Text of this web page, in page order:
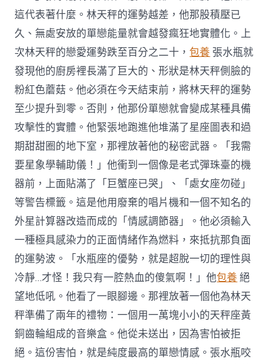
這代表著什麼。林天秤的運勢越差，他那股積壓已
久、無處安放的單戀能量就會越發瘋狂地實體化。上
次林天秤的戀愛運勢跌至百分之二十，包養 張水瓶就
發現他的廚房裡長滿了巨大的、形狀是林天秤側臉的
粉紅色蘑菇。他必須在今天結束前，將林天秤的運勢
至少提升到零。否則，他那份單戀就會變成某種具備
攻擊性的實體。他緊張地跑進他堆滿了星座圖表和過
期甜甜圈的地下室，那裡放著他的秘密武器。「我需
要星象學輔助儀！」他衝到一個像是老式彈珠臺的機
器前，上面貼滿了「巨蟹座已哭」、「處女座勿碰」
等警告標籤。這是他用廢棄的唱片機和一個不知名的
外星計算器改造而成的「情感調節器」。他必須輸入
一種極具感染力的正面情緒作為燃料，來抵抗那負面
的運勢波。「水瓶座的優勢，就是超脫一切的理性與
冷靜…才怪！我只有一腔熱血的傻氣啊！」他包養 絕
望地低吼。他看了一眼腳邊。那裡放著一個他為林天
秤準備了兩年的禮物：一個用一萬塊小小的天秤座黃
銅齒輪組成的音樂盒。他從未送出，因為害怕被拒
絕。這份害怕，就是純度最高的單戀情感。張水瓶咬